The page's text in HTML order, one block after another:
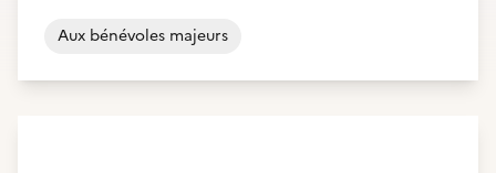
Aux bénévoles majeurs